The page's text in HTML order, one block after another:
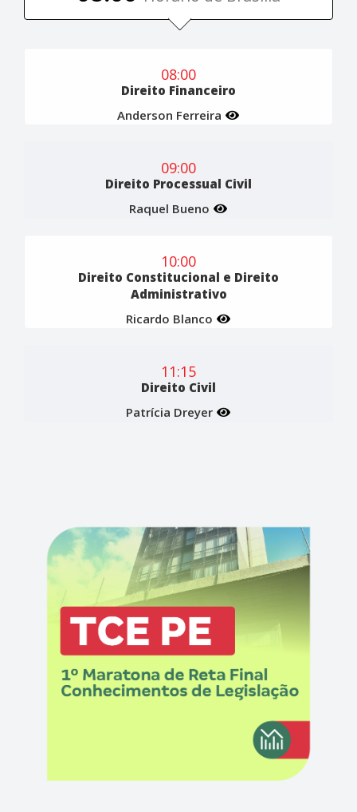
08:00
Direito Financeiro
Anderson Ferreira
09:00
Direito Processual Civil
Raquel Bueno
10:00
Direito Constitucional e Direito
Administrativo
Ricardo Blanco
11:15
Direito Civil
Patrícia Dreyer